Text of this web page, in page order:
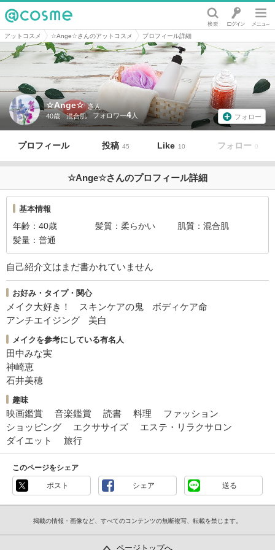
@cosme
アットコスメ ☆Ange☆さんのアットコスメ プロフィール詳細
☆Ange☆ さん
40歳 混合肌 4 フォロー
プロフィール 投稿 45 Like 10 フォロー 0
☆Ange☆さんのプロフィール詳細
基本情報
年齢 40歳 髪質 柔らかい 肌質
混合肌
髪量
普通
自己紹介文はまだ書かれていません
お好み・タイプ・関心
メイク大好き！ スキンケアの鬼
ボディケア命
アンチエイジング
美白
メイクを参考にしている有名人
田中みな実
神崎恵
石井美穂
趣味
映画鑑賞 音楽鑑賞 読書 料理
ファッション
ショッピング
エクササイズ
エステ・リラクサロン
ダイエット
旅行
このページをシェア
ポスト シェア 送る
掲載の情報・画像など、すべてのコンテンツの無断複写、転載を禁じます。
ページトップへ